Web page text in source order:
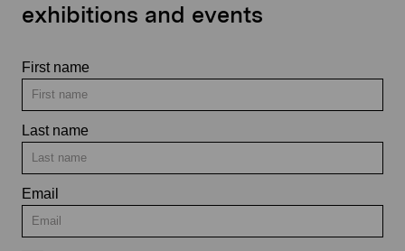
exhibitions and events
First name
Last name
Email